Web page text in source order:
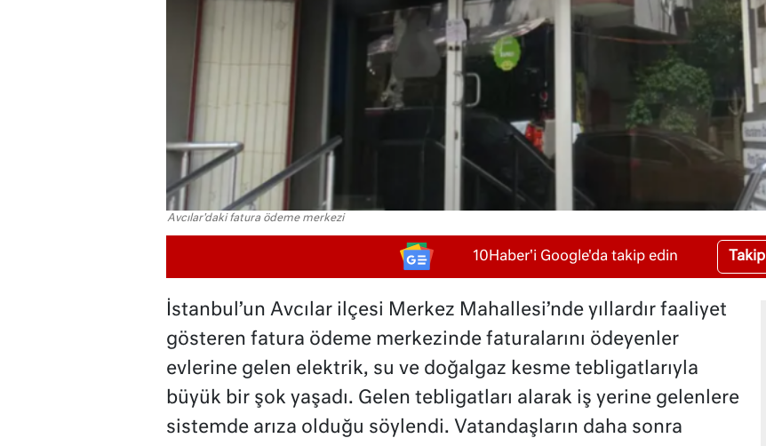
Avcılar'daki fatura ödeme merkezi
10Haber'i Google'da takip edin
İstanbul’un Avcılar ilçesi Merkez Mahallesi’nde yıllardır faaliyet
gösteren fatura ödeme merkezinde faturalarını ödeyenler
evlerine gelen elektrik, su ve doğalgaz kesme tebligatlarıyla
büyük bir şok yaşadı. Gelen tebligatları alarak iş yerine gelenlere
sistemde arıza olduğu söylendi. Vatandaşların daha sonra